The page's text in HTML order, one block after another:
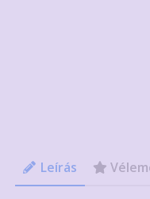
Leírás